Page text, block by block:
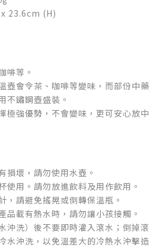
23.6cm (H)
啡等。
壺會令茶、咖啡等變味，而部份中藥
不鏽鋼壺盛裝。
極強優勢，不會變味，更可安心放中
損壞，請勿使用水壺。
使用。請勿放進飲料及用作飲用。
，請避免搖晃或倒轉保溫瓶。
品載有熱水時，請勿讓小孩接觸。
沖洗）後不要即時灌入滾水；倒掉滾
水沖洗，以免溫差大的冷熱水沖擊造